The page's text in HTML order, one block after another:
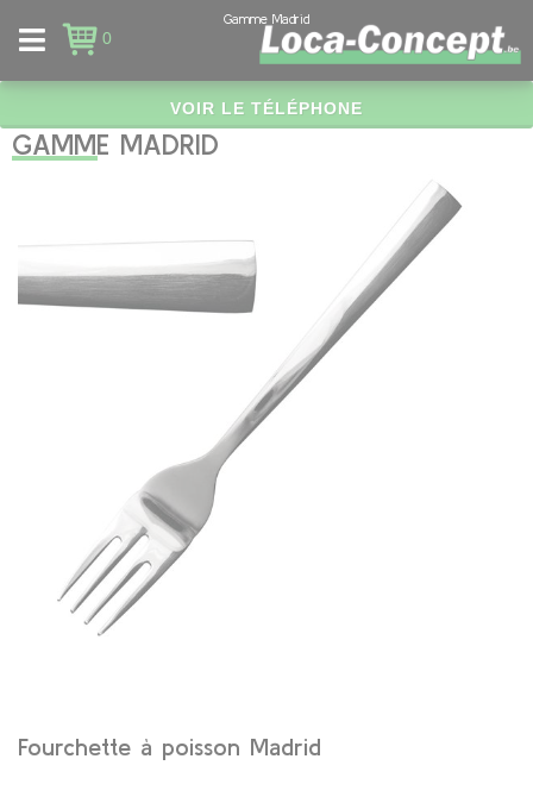
0
Gamme Madrid
VOIR LE TÉLÉPHONE
GAMME MADRID
Fourchette à poisson Madrid
Panneau de gestion des cookies